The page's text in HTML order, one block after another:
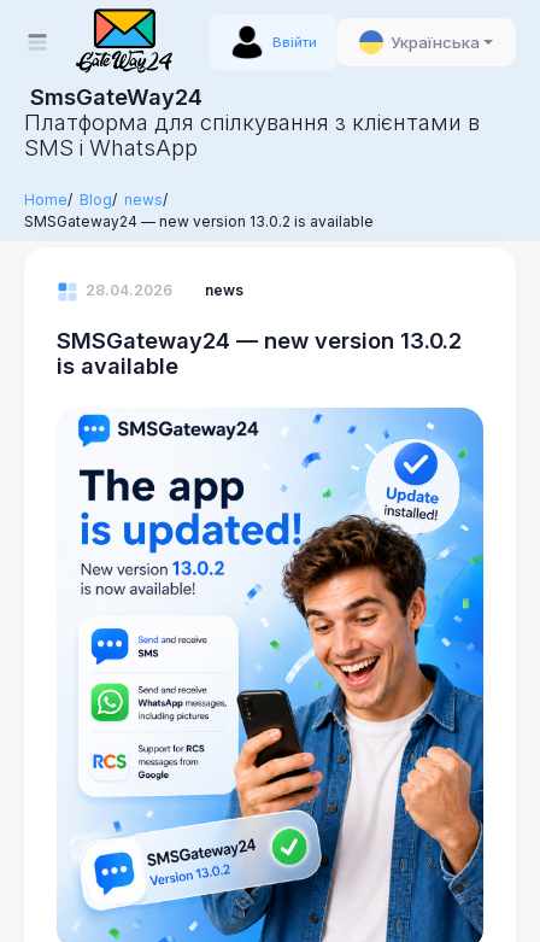
Ввійти Українська
SmsGateWay24
Платформа для спілкування з клієнтами в
SMS і WhatsApp
Home Blog
news
SMSGateway24 — new version 13.0.2 is available
28.04.2026 news
SMSGateway24 — new version 13.0.2
is available